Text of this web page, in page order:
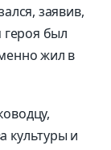
заявив,
героя был
жил в
культуры и